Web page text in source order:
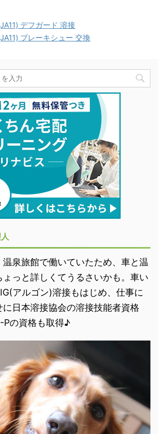
デフガード 溶接
ブレーキシュー 交換
泉旅館で働いていたため、車と温
ょっと詳しくてうるさいかも。車い
アルゴン)溶接もはじめ、仕事に
に日本溶接協会の溶接技能者資格
Pの資格も取得♪